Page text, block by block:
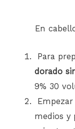
En
Para
dorado
9% 30
medios y